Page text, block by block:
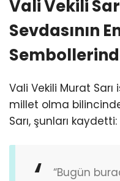
Vali Vekili
Sevdasının
Vali Vekili Murat
millet olma
Sarı, şunları kaydetti:
“Bugün